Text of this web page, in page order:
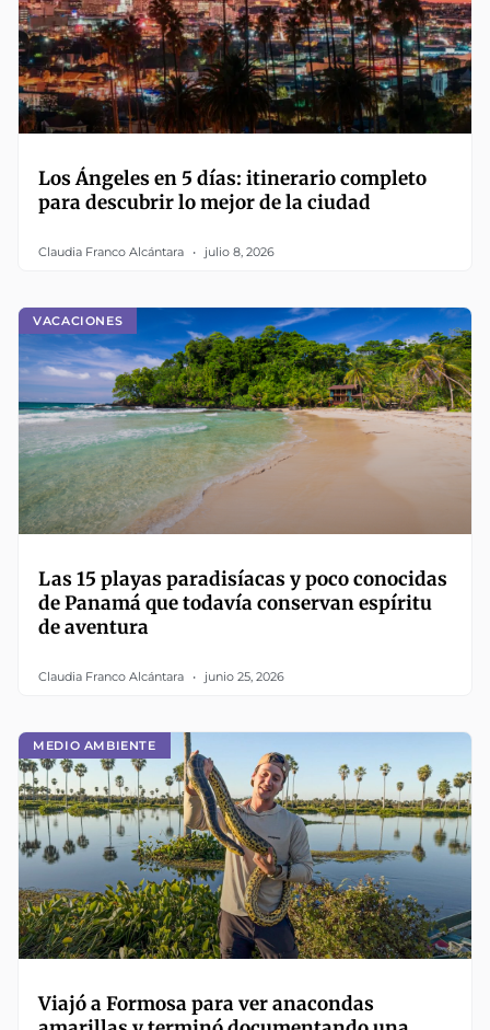
Los Ángeles en 5 días: itinerario completo
para descubrir lo mejor de la ciudad
Claudia Franco Alcántara julio 8, 2026
VACACIONES
Las 15 playas paradisíacas y poco conocidas
de Panamá que todavía conservan espíritu
de aventura
Claudia Franco Alcántara junio 25, 2026
MEDIO AMBIENTE
Viajó a Formosa para ver anacondas